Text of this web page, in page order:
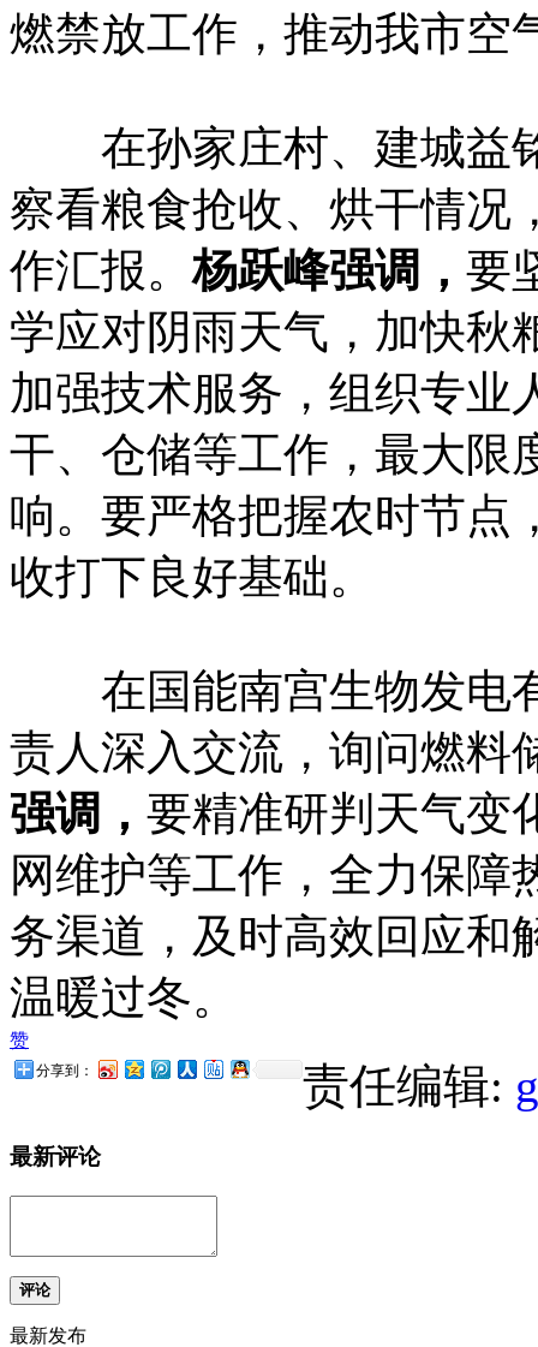
燃禁放工作，推动我市空
在孙家庄村、建城益
察看粮食抢收、烘干情况
作汇报。杨跃峰强调， 要
学应对阴雨天气，加快秋
加强技术服务，组织专业
干、仓储等工作，最大限
响。要严格把握农时节点
收打下良好基础。
在国能南宫生物发电
责人深入交流，询问燃料
强调， 要精准研判天气变
网维护等工作，全力保障
务渠道，及时高效回应和
温暖过冬。
赞
分享到： 责任编辑:
最新评论
评论
最新发布